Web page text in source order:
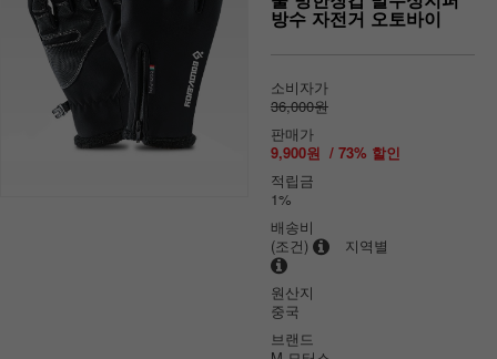
방수 자전거 오토바이
소비자가
36,000원
판매가
9,900원 / 73% 할인
적립금
1%
배송비
(조건)
지역별
원산지
중국
브랜드